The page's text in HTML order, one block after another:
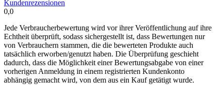
Kundenrezensionen
0,0
Jede Verbraucherbewertung wird vor ihrer Veröffentlichung auf ihre
Echtheit überprüft, sodass sichergestellt ist, dass Bewertungen nur
von Verbrauchern stammen, die die bewerteten Produkte auch
tatsächlich erworben/genutzt haben. Die Überprüfung geschieht
dadurch, dass die Möglichkeit einer Bewertungsabgabe von einer
vorherigen Anmeldung in einem registrierten Kundenkonto
abhängig gemacht wird, von dem aus ein Kauf getätigt wurde.